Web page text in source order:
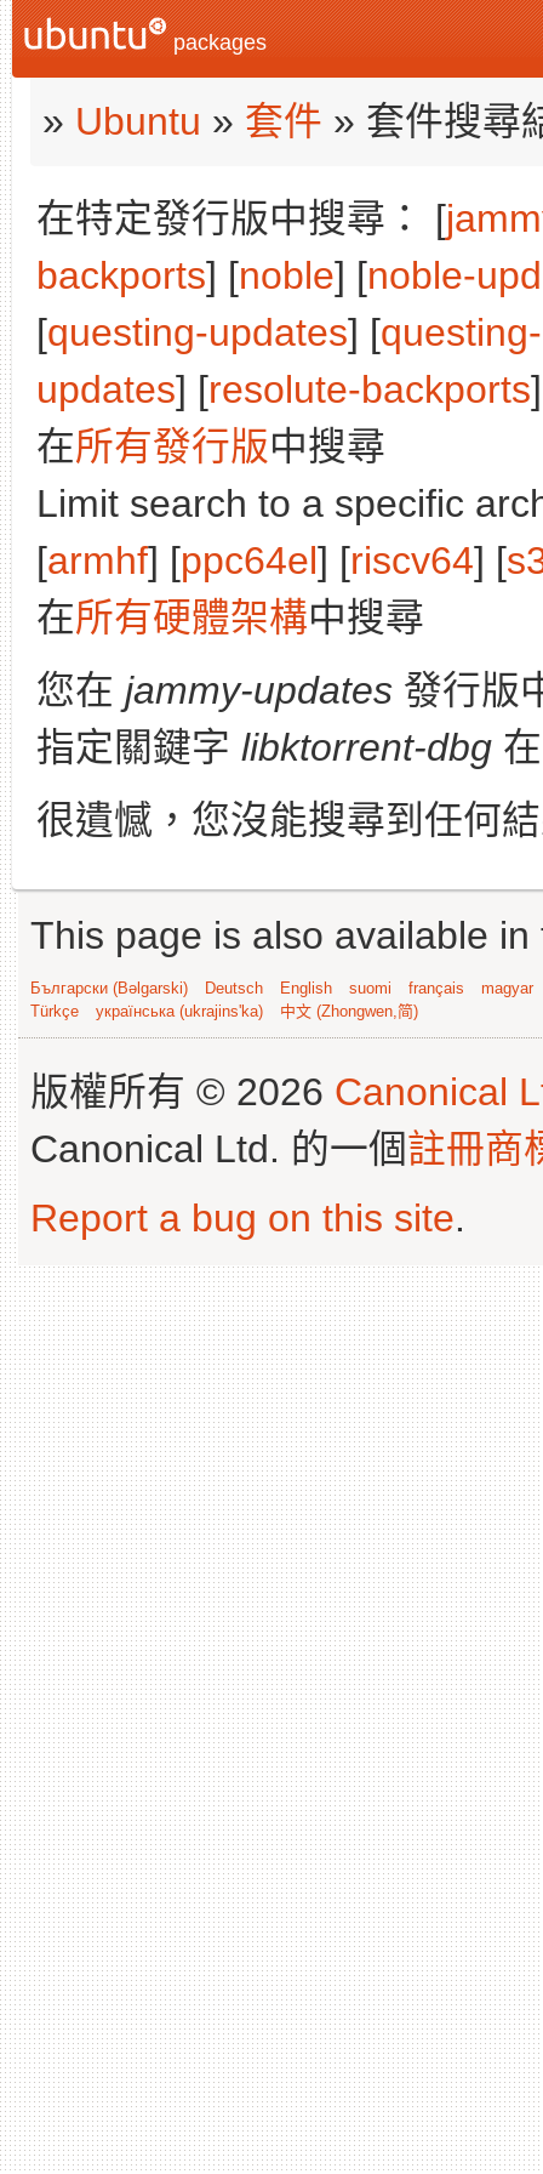
packages
» Ubuntu » 套件 » 套件搜尋
在特定發行版中搜尋： [
backports] [noble] [noble-
[questing-updates] [
updates] [resolute-backports
在所有發行版中搜尋
Limit search to a specific
[armhf] [ppc64el] [riscv64] [
在所有硬體架構中搜尋
您在 jammy-updates 發行版
指定關鍵字 libktorrent-dbg
很遺憾，您沒能搜尋到任何
This page is also available
Български (Bəlgarski) Deutsch English suomi français
magyar
Türkçe
українська (ukrajins'ka) 中文 (Zhongwen,简)
版權所有 © 2026 Canonical
Canonical Ltd. 的一個註冊商
Report a bug on this site.